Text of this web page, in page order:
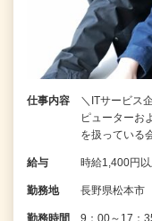
仕事内容
＼ITサービス
ピューターお
を扱っている
給与 時給1,400円
勤務地 長野県松本市
勤務時間 9：00～17：